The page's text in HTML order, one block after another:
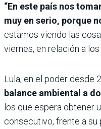
“En este país nos
muy en serio, porque
estamos viendo las
viernes, en relación a
Lula, en el poder desde
balance ambiental a
los que espera obtener
consecutivo, frente a su